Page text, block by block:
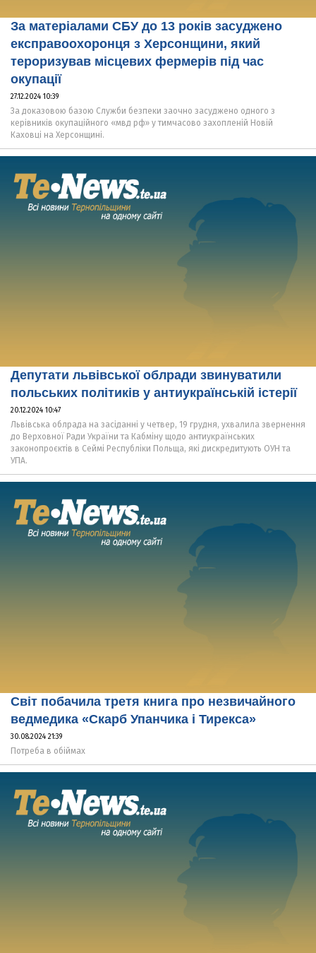
За матеріалами СБУ до 13 років засуджено
експравоохоронця з Херсонщини, який
тероризував місцевих фермерів під час
окупації
27.12.2024 10:39
За доказовою базою Служби безпеки заочно засуджено одного з
керівників окупаційного «мвд рф» у тимчасово захопленій Новій
Каховці на Херсонщині.
Депутати львівської облради звинуватили
польських політиків у антиукраїнській істерії
20.12.2024 10:47
Львівська облрада на засіданні у четвер, 19 грудня, ухвалила звернення
до Верховної Ради України та Кабміну щодо антиукраїнських
законопроєктів в Сеймі Республіки Польща, які дискредитують ОУН та
УПА.
Cвіт побачила третя книга про незвичайного
ведмедика «Скарб Упанчика і Тирекса»
30.08.2024 21:39
Потреба в обіймах